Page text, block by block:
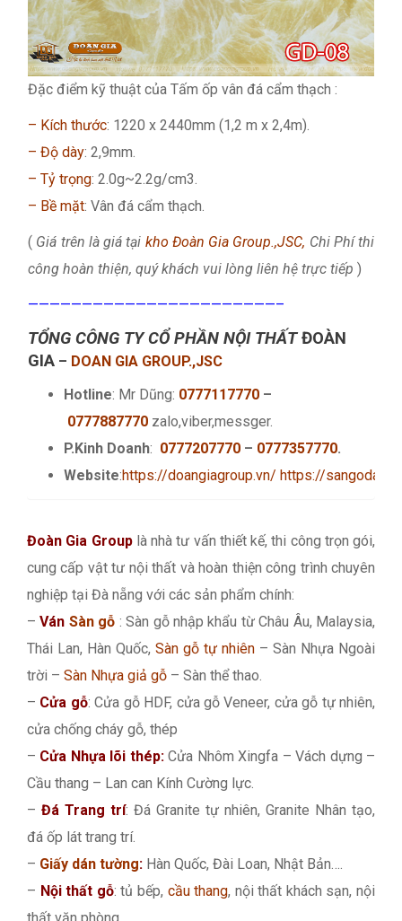
Đặc điểm kỹ thuật của Tấm ốp vân đá cẩm thạch :
– Kích thước: 1220 x 2440mm (1,2 m x 2,4m).
– Độ dày: 2,9mm.
– Tỷ trọng: 2.0g~2.2g/cm3.
– Bề mặt: Vân đá cẩm thạch.
( Giá trên là giá tại kho Đoàn Gia Group.,JSC, Chi Phí thi
công hoàn thiện, quý khách vui lòng liên hệ trực tiếp )
———————————————————————–
TỔNG CÔNG TY CỔ PHẦN NỘI THẤTĐOÀN
GIA – DOAN GIA GROUP.,JSC
Hotline: Mr Dũng: 0777117770 –
0777887770 zalo,viber,messger.
P.Kinh Doanh: 0777207770 – 0777357770.
Website:https://doangiagroup.vn/ https://
Đoàn Gia Grouplà nhà tư vấn thiết kế, thi công trọn gói,
cung cấp vật tư nội thất và hoàn thiện công trình chuyên
nghiệp tại Đà nẵng với các sản phẩm chính:
–Ván Sàn gỗ : Sàn gỗ nhập khẩu từ Châu Âu, Malaysia,
Thái Lan, Hàn Quốc, Sàn gỗ tự nhiên – Sàn Nhựa Ngoài
trời – Sàn Nhựa giả gỗ – Sàn thể thao.
– Cửa gỗ: Cửa gỗ HDF, cửa gỗ Veneer, cửa gỗ tự nhiên,
cửa chống cháy gỗ, thép
– Cửa Nhựa lõi thép:Cửa Nhôm Xingfa – Vách dựng –
Cầu thang – Lan can Kính Cường lực.
– Đá Trang trí: Đá Granite tự nhiên, Granite Nhân tạo,
đá ốp lát trang trí.
– Giấy dán tường: Hàn Quốc, Đài Loan, Nhật Bản….
– Nội thất gỗ: tủ bếp, cầu thang, nội thất khách sạn, nội